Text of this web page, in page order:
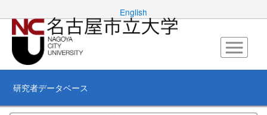
English
研究者データベース